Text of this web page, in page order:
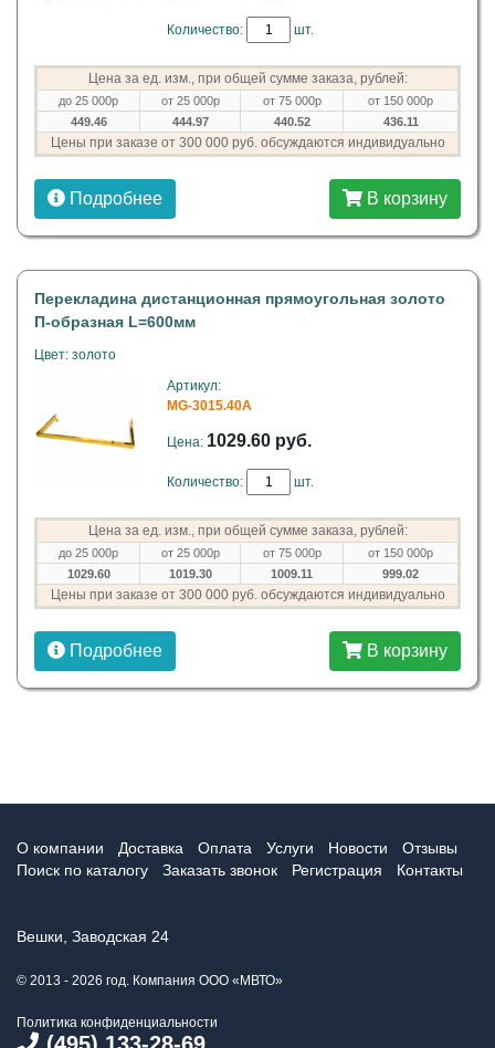
Количество: шт.
Цена за ед. изм., при общей сумме заказа, рублей:
до 25 000р от 25 000р от 75 000р
от 150 000р
449.46
444.97 440.52 436.11
Цены при заказе от 300 000 руб. обсуждаются индивидуально
Подробнее В корзину
Перекладина дистанционная прямоугольная золото
П-образная L=600мм
Цвет: золото
Артикул:
MG-3015.40A
Цена: 1029.60 руб.
Количество: шт.
Цена за ед. изм., при общей сумме заказа, рублей:
до 25 000р от 25 000р от 75 000р
от 150 000р
1029.60
1019.30 1009.11 999.02
Цены при заказе от 300 000 руб. обсуждаются индивидуально
Подробнее В корзину
О компании Доставка Оплата Услуги Новости
Отзывы
Поиск по каталогу
Заказать звонок Регистрация Контакты
Вешки, Заводская 24
© 2013 - 2026 год. Компания ООО «МВТО»
Политика конфиденциальности